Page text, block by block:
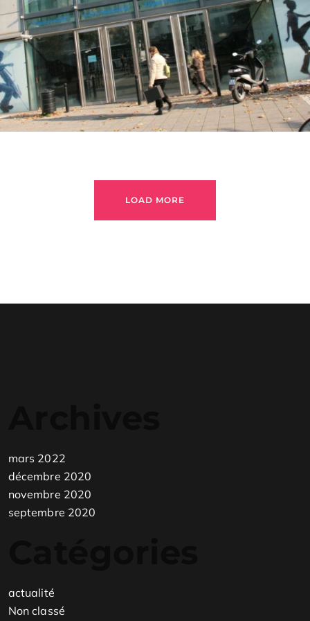
LIEU
LOAD MORE
mars 2022
décembre 2020
novembre 2020
septembre 2020
actualité
Non classé